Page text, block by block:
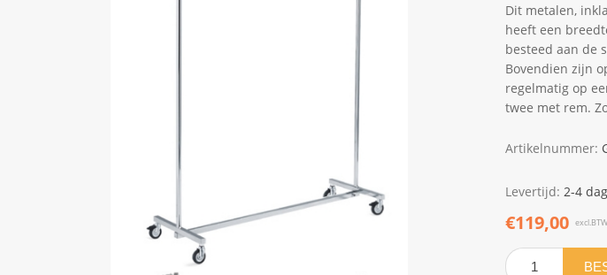
Dit metalen,
heeft een
besteed aan de
Bovendien zijn
regelmatig op
twee met rem.
Artikelnummer:
Levertijd: 2-4
€119,00 excl.BTW